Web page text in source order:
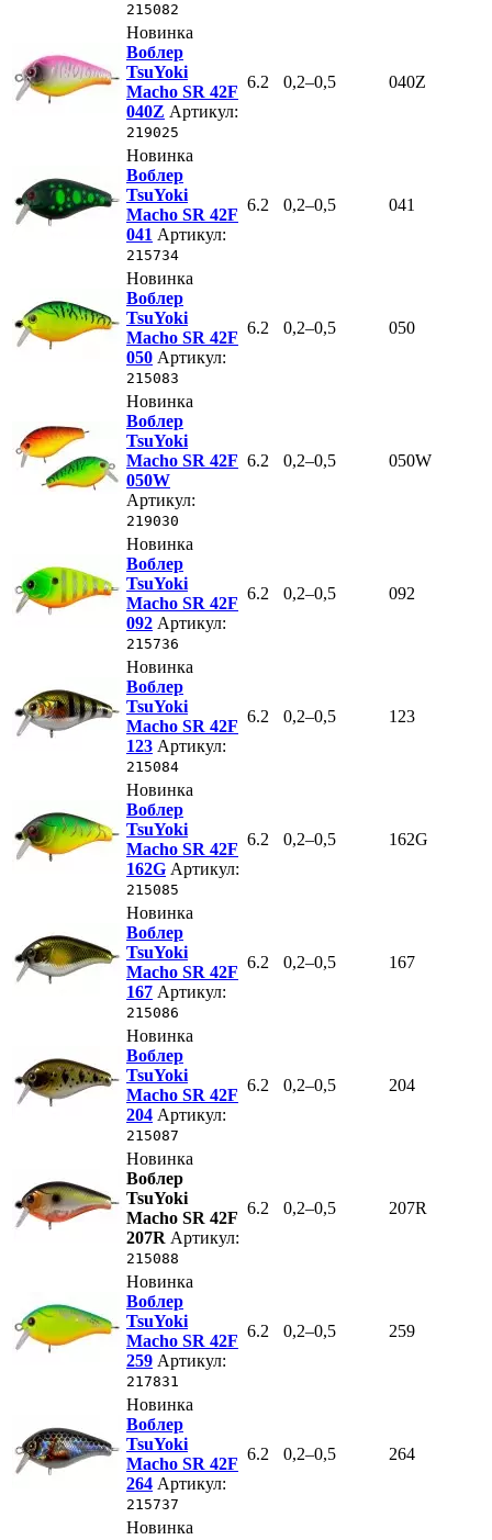
215082
Новинка
Воблер
TsuYoki
Macho SR 42F
040Z Артикул:
219025
6.2 0,2–0,5 040Z
Новинка
Воблер
TsuYoki
Macho SR 42F
041 Артикул:
215734
6.2 0,2–0,5 041
Новинка
Воблер
TsuYoki
Macho SR 42F
050 Артикул:
215083
6.2 0,2–0,5 050
Новинка
Воблер
TsuYoki
Macho SR 42F
050W
Артикул:
219030
6.2 0,2–0,5 050W
Новинка
Воблер
TsuYoki
Macho SR 42F
092 Артикул:
215736
6.2 0,2–0,5 092
Новинка
Воблер
TsuYoki
Macho SR 42F
123 Артикул:
215084
6.2 0,2–0,5 123
Новинка
Воблер
TsuYoki
Macho SR 42F
162G Артикул:
215085
6.2 0,2–0,5 162G
Новинка
Воблер
TsuYoki
Macho SR 42F
167 Артикул:
215086
6.2 0,2–0,5 167
Новинка
Воблер
TsuYoki
Macho SR 42F
204 Артикул:
215087
6.2 0,2–0,5 204
Новинка
Воблер
TsuYoki
Macho SR 42F
207R Артикул:
215088
6.2 0,2–0,5 207R
Новинка
Воблер
TsuYoki
Macho SR 42F
259 Артикул:
217831
6.2 0,2–0,5 259
Новинка
Воблер
TsuYoki
Macho SR 42F
264 Артикул:
215737
6.2 0,2–0,5 264
Новинка